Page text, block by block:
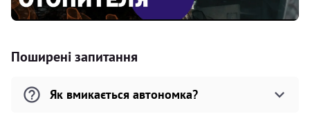
Поширені запитання
Як вмикається автономка?